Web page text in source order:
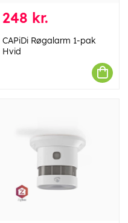
248 kr.
CAPiDi Røgalarm 1-pak
Hvid